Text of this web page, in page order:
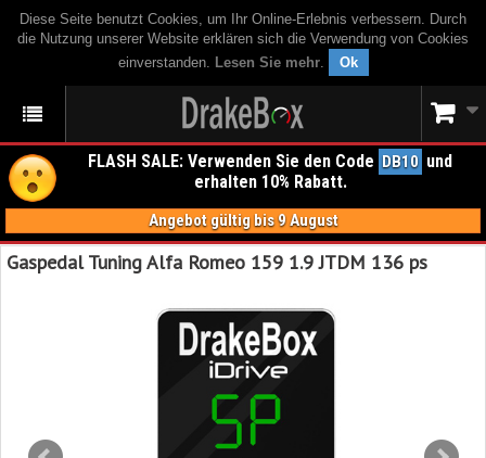
Diese Seite benutzt Cookies, um Ihr Online-Erlebnis verbessern. Durch
die Nutzung unserer Website erklären sich die Verwendung von Cookies
einverstanden. Lesen Sie mehr. Ok
FLASH SALE: Verwenden Sie den Code DB10 und
erhalten 10% Rabatt.
Angebot gültig bis 9 August
Gaspedal Tuning Alfa Romeo 159 1.9 JTDM 136 ps